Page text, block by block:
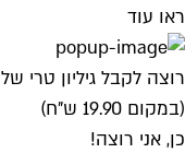
ראו עוד
רוצה לקבל גיליון טרי של TimeOut עד הבית ב-9.90 ש"ח בלבד?
(במקום 19.90 ש"ח)
כן, אני רוצה!